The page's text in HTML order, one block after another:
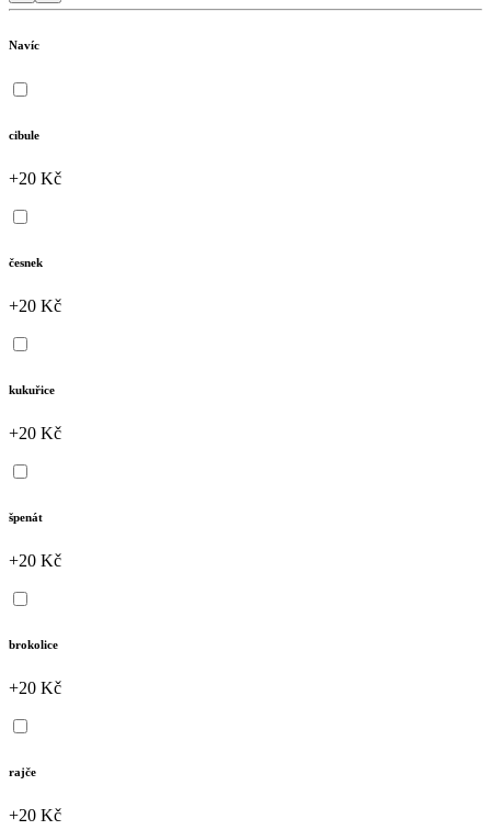
Navíc
cibule
+20 Kč
česnek
+20 Kč
kukuřice
+20 Kč
špenát
+20 Kč
brokolice
+20 Kč
rajče
+20 Kč